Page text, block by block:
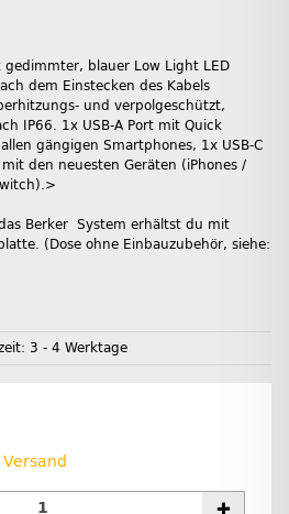
gedimmter, blauer Low Light LED
dem Einstecken des Kabels
und verpolgeschützt,
IP66. 1x USB-A Port mit Quick
gängigen Smartphones, 1x USB-C
den neuesten Geräten (iPhones /
Berker System erhältst du mit
(Dose ohne Einbauzubehör, siehe:
3 - 4 Werktage
Versand